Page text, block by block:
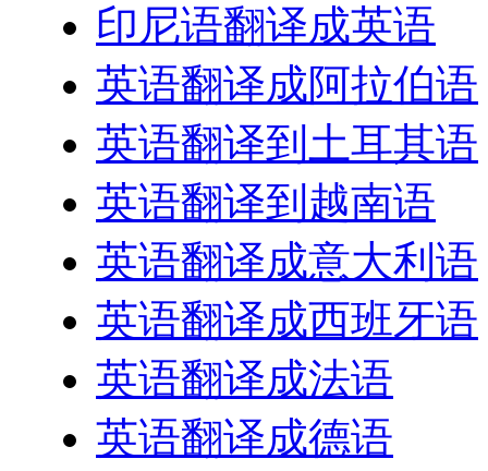
印尼语翻译成英语
英语翻译成阿拉伯语
英语翻译到土耳其语
英语翻译到越南语
英语翻译成意大利语
英语翻译成西班牙语
英语翻译成法语
英语翻译成德语